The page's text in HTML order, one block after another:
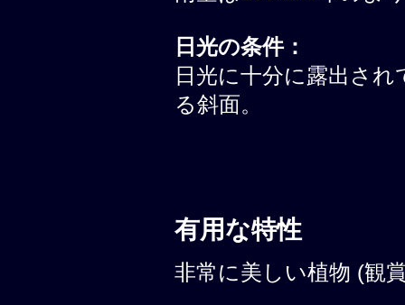
日光の条件：
日光に十分に露出さ
る斜面。
有用な特性
非常に美しい植物 (観